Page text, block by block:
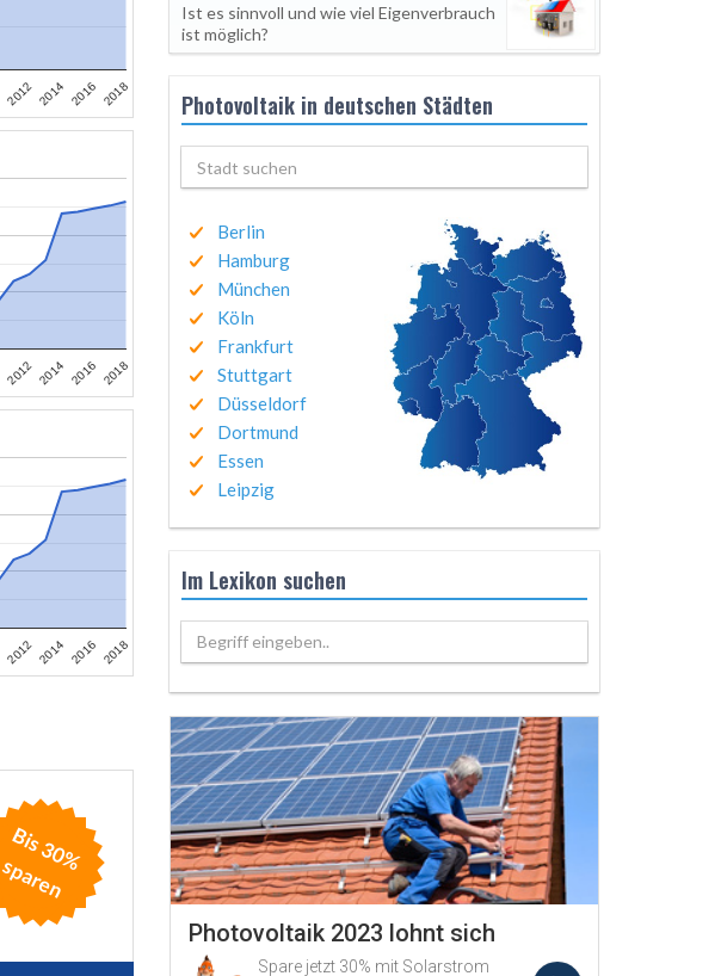
2012 2014 2016 2018
2012 2014 2016 2018
2012 2014 2016 2018
B
is
3
0
%
s
p
a
r
e
n
Ist es sinnvoll und wie viel Eigenverbrauch
ist möglich?
Photovoltaik in deutschen Städten
Berlin
Hamburg
München
Köln
Frankfurt
Stuttgart
Düsseldorf
Dortmund
Essen
Leipzig
Im Lexikon suchen
Begriff eingeben..